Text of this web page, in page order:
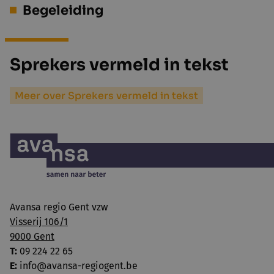
Begeleiding
Sprekers vermeld in tekst
Meer over Sprekers vermeld in tekst
Avansa regio Gent vzw
Visserij 106/1
9000 Gent
T: 09 224 22 65
E: info@avansa-regiogent.be